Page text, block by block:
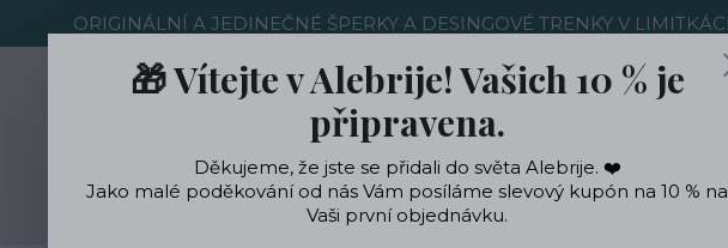
ORIGINÁLNÍ A JEDINEČNÉ ŠPERKY A DESINGOVÉ TRENKY V
Nákup u nás Kontakty Ochrana soukromí Blog
Hledat
🎁 Vítejte v Alebrije! Vašich 10 % je
připravena.
Děkujeme, že jste se přidali do světa Alebrije. ❤️
Jako malé poděkování od nás Vám posíláme slevový kupón na 10 % na
Vaši první objednávku.